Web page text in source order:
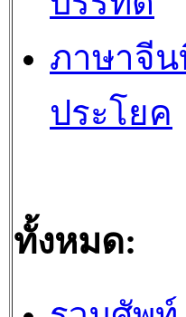
ภาษาจีน
ประโยค
ทั้งหมด: